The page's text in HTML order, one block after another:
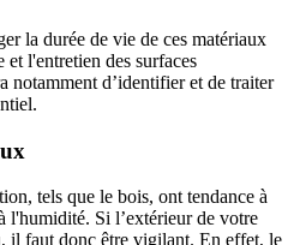
la durée de vie de ces matériaux
et l'entretien des surfaces
notamment d’identifier et de traiter
tels que le bois, ont tendance à
l'humidité. Si l’extérieur de votre
il faut donc être vigilant. En effet, le